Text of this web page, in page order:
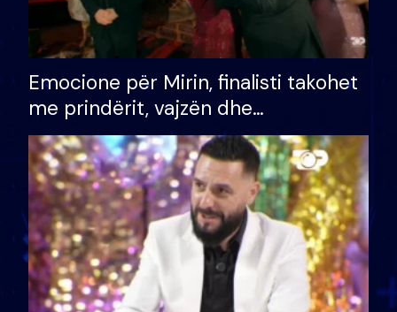
Emocione për Mirin, finalisti takohet
me prindërit, vajzën dhe
bashkëshorten: S’kemi ndonjë letër
divorci apo jo?